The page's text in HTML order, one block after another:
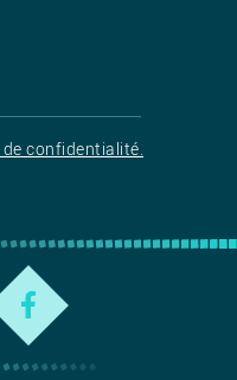
confidentialité.